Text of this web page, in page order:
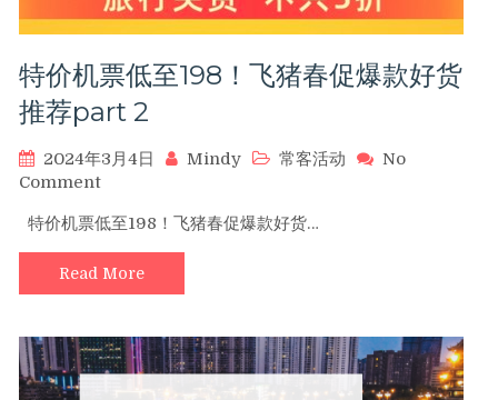
荐
Part
特价机票低至198！飞猪春促爆款好货
推荐part 2
2024年3月4日 Mindy 常客活动
No
Commenton
价
机
票
低
198！
飞
特价机票低至198！飞猪春促爆款好货…
Read More